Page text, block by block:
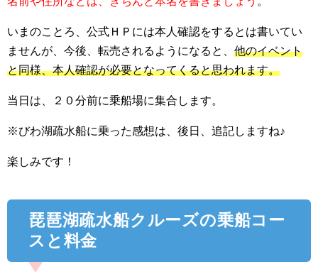
いまのことろ、公式ＨＰには本人確認をするとは書いてい
ませんが、今後、転売されるようになると、 他のイベント
と同様、本人確認が必要となってくると思われます。
当日は、２０分前に乗船場に集合します。
※びわ湖疏水船に乗った感想は、後日、追記しますね♪
楽しみです！
琵琶湖疏水船クルーズの乗船コー
スと料金